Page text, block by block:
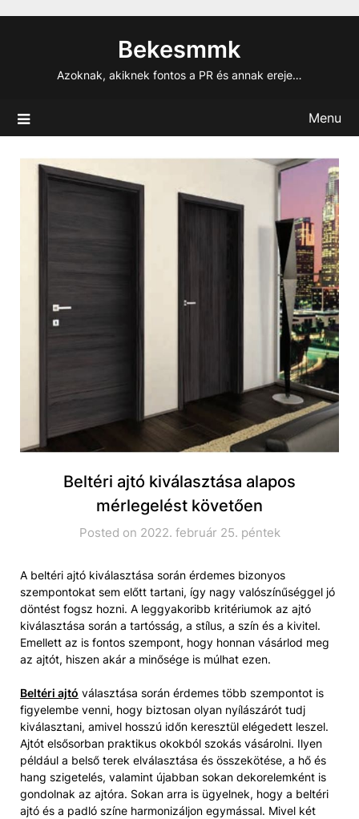
Bekesmmk
Azoknak, akiknek fontos a PR és annak ereje…
Menu
Beltéri ajtó kiválasztása alapos
mérlegelést követően
Posted on 2022. február 25. péntek
A beltéri ajtó kiválasztása során érdemes bizonyos
szempontokat sem előtt tartani, így nagy valószínűséggel jó
döntést fogsz hozni. A leggyakoribb kritériumok az ajtó
kiválasztása során a tartósság, a stílus, a szín és a kivitel.
Emellett az is fontos szempont, hogy honnan vásárlod meg
az ajtót, hiszen akár a minősége is múlhat ezen.
Beltéri ajtó választása során érdemes több szempontot is
figyelembe venni, hogy biztosan olyan nyílászárót tudj
kiválasztani, amivel hosszú időn keresztül elégedett leszel.
Ajtót elsősorban praktikus okokból szokás vásárolni. Ilyen
például a belső terek elválasztása és összekötése, a hő és
hang szigetelés, valamint újabban sokan dekorelemként is
gondolnak az ajtóra. Sokan arra is ügyelnek, hogy a beltéri
ajtó és a padló színe harmonizáljon egymással. Mivel két